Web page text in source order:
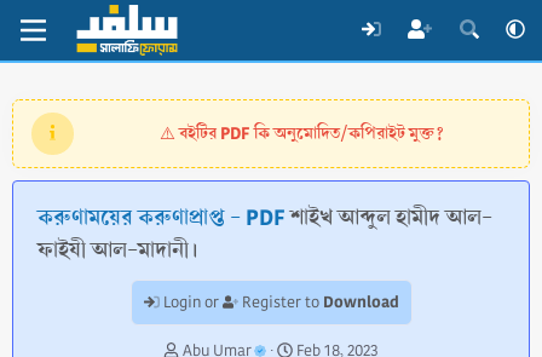
⚠️বইটির PDF কি অনুমোদিত/কপিরাইট মুক্ত?
করুণাময়ের করুণাপ্রাপ্ত - PDFশাইখ আব্দুল হামীদ আল-
ফাইযী আল-মাদানী।
Login or Register to Download
A
Abu Umar
C
Feb 18, 2023